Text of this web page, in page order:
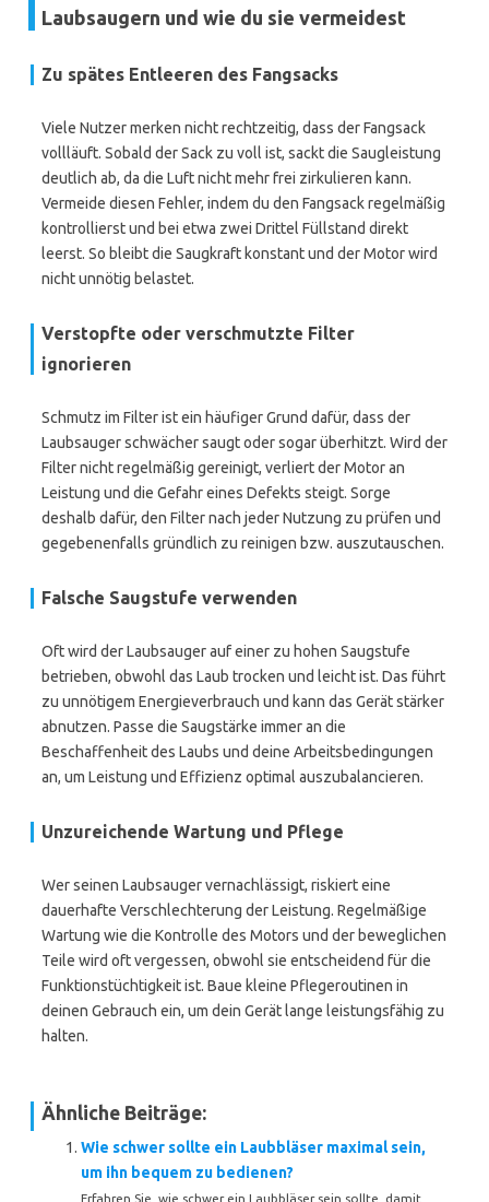
Laubsaugern und wie du sie vermeidest
Zu spätes Entleeren des Fangsacks
Viele Nutzer merken nicht rechtzeitig, dass der Fangsack
vollläuft. Sobald der Sack zu voll ist, sackt die Saugleistung
deutlich ab, da die Luft nicht mehr frei zirkulieren kann.
Vermeide diesen Fehler, indem du den Fangsack regelmäßig
kontrollierst und bei etwa zwei Drittel Füllstand direkt
leerst. So bleibt die Saugkraft konstant und der Motor wird
nicht unnötig belastet.
Verstopfte oder verschmutzte Filter
ignorieren
Schmutz im Filter ist ein häufiger Grund dafür, dass der
Laubsauger schwächer saugt oder sogar überhitzt. Wird der
Filter nicht regelmäßig gereinigt, verliert der Motor an
Leistung und die Gefahr eines Defekts steigt. Sorge
deshalb dafür, den Filter nach jeder Nutzung zu prüfen und
gegebenenfalls gründlich zu reinigen bzw. auszutauschen.
Falsche Saugstufe verwenden
Oft wird der Laubsauger auf einer zu hohen Saugstufe
betrieben, obwohl das Laub trocken und leicht ist. Das führt
zu unnötigem Energieverbrauch und kann das Gerät stärker
abnutzen. Passe die Saugstärke immer an die
Beschaffenheit des Laubs und deine Arbeitsbedingungen
an, um Leistung und Effizienz optimal auszubalancieren.
Unzureichende Wartung und Pflege
Wer seinen Laubsauger vernachlässigt, riskiert eine
dauerhafte Verschlechterung der Leistung. Regelmäßige
Wartung wie die Kontrolle des Motors und der beweglichen
Teile wird oft vergessen, obwohl sie entscheidend für die
Funktionstüchtigkeit ist. Baue kleine Pflegeroutinen in
deinen Gebrauch ein, um dein Gerät lange leistungsfähig zu
halten.
Ähnliche Beiträge:
Wie schwer sollte ein Laubbläser maximal sein,
um ihn bequem zu bedienen?
Erfahren Sie, wie schwer ein Laubbläser sein sollte, damit